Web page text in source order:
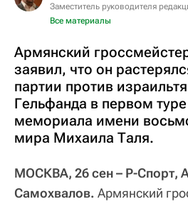
Заместитель руководителя
Все материалы
Армянский
заявил, что он
партии против
Гельфанда в первом
мемориала имени
мира Михаила Таля.
МОСКВА, 26 сен – Р-Спорт,
Самохвалов. Армянский